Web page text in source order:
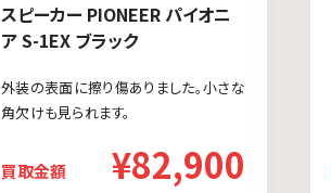
スピーカー PIONEER パイオニ
ア S-1EX ブラック
外装の表面に擦り傷ありました。小さな
角欠けも見られます。
買取金額 ¥82,900